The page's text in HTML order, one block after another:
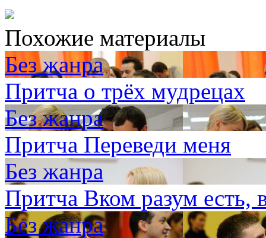
Похожие материалы
Без жанра
Притча о трёх мудрецах
Без жанра
Притча Переведи меня
Без жанра
Притча Вком разум есть,
Без жанра